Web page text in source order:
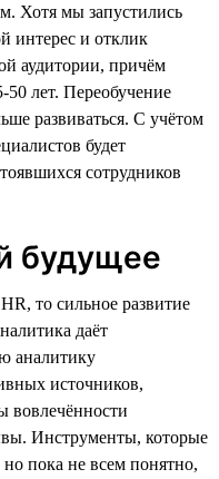
Хотя мы запустились
интерес и отклик
аудитории, причём
50 лет. Переобучение
развиваться. С учётом
будет
сотрудников
будущее
то сильное развитие
даёт
аналитику
источников,
вовлечённости
Инструменты, которые
пока не всем понятно,